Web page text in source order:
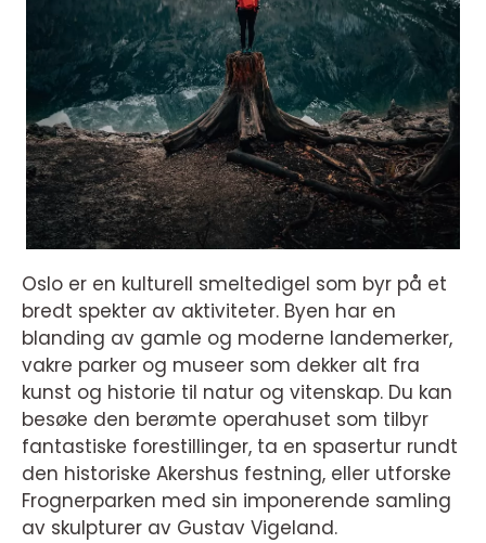
Oslo er en kulturell smeltedigel som byr på et
bredt spekter av aktiviteter. Byen har en
blanding av gamle og moderne landemerker,
vakre parker og museer som dekker alt fra
kunst og historie til natur og vitenskap. Du kan
besøke den berømte operahuset som tilbyr
fantastiske forestillinger, ta en spasertur rundt
den historiske Akershus festning, eller utforske
Frognerparken med sin imponerende samling
av skulpturer av Gustav Vigeland.